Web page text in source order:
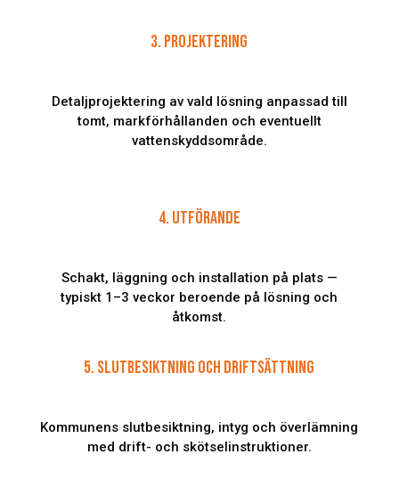
3. PROJEKTERING
Detaljprojektering av vald lösning anpassad till
tomt, markförhållanden och eventuellt
vattenskyddsområde.
4. UTFÖRANDE
Schakt, läggning och installation på plats —
typiskt 1–3 veckor beroende på lösning och
åtkomst.
5. SLUTBESIKTNING OCH DRIFTSÄTTNING
Kommunens slutbesiktning, intyg och överlämning
med drift- och skötselinstruktioner.